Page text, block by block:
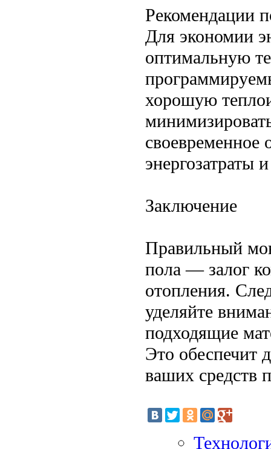
Рекомендации
Для экономии
оптимальную
хорошую
своевременное
энергозатраты
Заключение
Правильный
пола — залог
отопления.
уделяйте
подходящие
Это обеспечит
ваших средств